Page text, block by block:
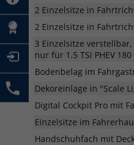
2 Einzelsitze in
2 Einzelsitze in
3 Einzelsitze
nur für 1.5 TSI PHEV
Bodenbelag im
Dekoreinlage in "Scale
Digital Cockpit Pro mit
Einzelsitze im
Handschuhfach mit